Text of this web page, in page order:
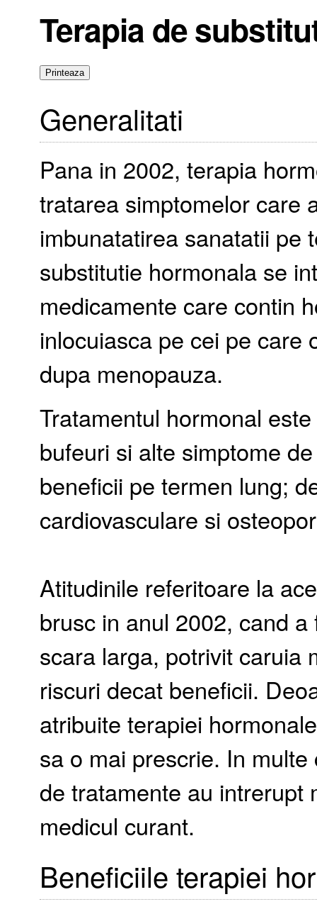
Terapia de
Generalitati
Pana in 2002, terapia
tratarea simptomelor care
imbunatatirea sanatatii pe
substitutie hormonala se
medicamente care contin
inlocuiasca pe cei pe care
dupa menopauza.
Tratamentul hormonal
bufeuri si alte simptome
beneficii pe termen lung;
cardiovasculare si
Atitudinile referitoare la
brusc in anul 2002, cand
scara larga, potrivit caruia
riscuri decat beneficii.
atribuite terapiei
sa o mai prescrie. In
de tratamente au intrerupt
medicul curant.
Beneficiile terapiei